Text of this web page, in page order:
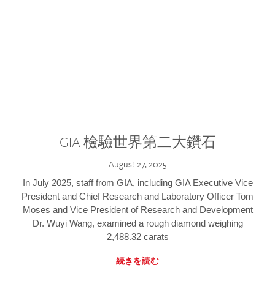
GIA 檢驗世界第二大鑽石
August 27, 2025
In July 2025, staff from GIA, including GIA Executive Vice
President and Chief Research and Laboratory Officer Tom
Moses and Vice President of Research and Development
Dr. Wuyi Wang, examined a rough diamond weighing
2,488.32 carats
続きを読む